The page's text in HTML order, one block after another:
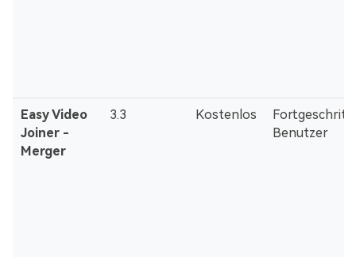
Easy Video
Joiner -
Merger
3.3 Kostenlos
Benutzer